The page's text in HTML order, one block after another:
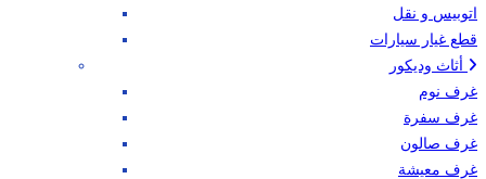
اتوبيس و نقل
قطع غيار سيارات
غرف نوم
غرف سفرة
غرف صالون
غرف معيشة